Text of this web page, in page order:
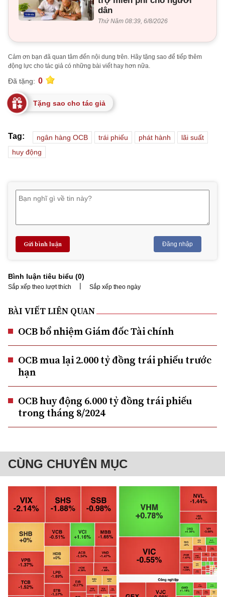
dân
Thứ Năm 08:39, 6/8/2026
Cảm ơn bạn đã quan tâm đến nội dung trên. Hãy tặng sao để tiếp thêm
động lực cho tác giả có những bài viết hay hơn nữa.
Đã tặng: 0
Tặng sao cho tác giả
Tag: ngân hàng OCB trái phiếu phát hành
lãi suất
huy động
Gửi bình luận Đăng nhập
Bình luận tiêu biểu (0)
Sắp xếp theo lượt thích | Sắp xếp theo ngày
BÀI VIẾT LIÊN QUAN
OCB bổ nhiệm Giám đốc Tài chính
OCB mua lại 2.000 tỷ đồng trái phiếu trước
hạn
OCB huy động 6.000 tỷ đồng trái phiếu
trong tháng 8/2024
CÙNG CHUYÊN MỤC